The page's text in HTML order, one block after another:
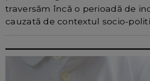
traversăm încă o perioadă de
cauzată de contextul socio-